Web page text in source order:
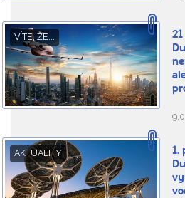
VÍTE, ŽE...
AKTUALITY
1.